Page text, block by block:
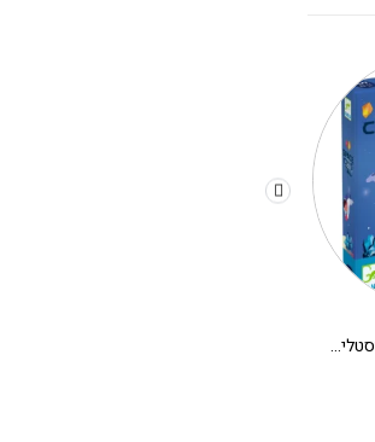
משחק קופסא לילדים – קריסטלים בחלל